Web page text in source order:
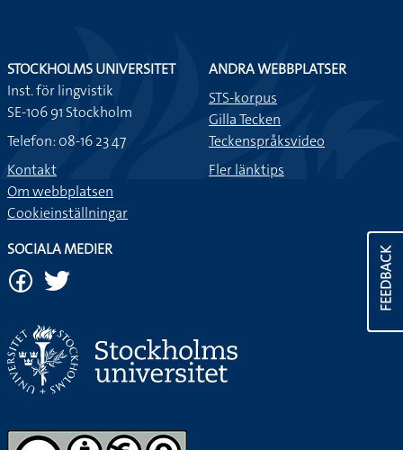
FEEDBACK
STOCKHOLMS UNIVERSITET
Inst. för lingvistik
SE-106 91 Stockholm
Telefon: 08-16 23 47
Kontakt
Om webbplatsen
Cookieinställningar
ANDRA WEBBPLATSER
STS-korpus
Gilla Tecken
Teckenspråksvideo
Fler länktips
SOCIALA MEDIER